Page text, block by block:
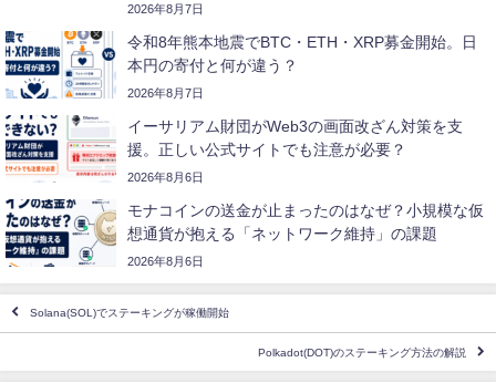
2026年8月7日
令和8年熊本地震でBTC・ETH・XRP募金開始。日
本円の寄付と何が違う？
2026年8月7日
イーサリアム財団がWeb3の画面改ざん対策を支
援。正しい公式サイトでも注意が必要？
2026年8月6日
モナコインの送金が止まったのはなぜ？小規模な仮
想通貨が抱える「ネットワーク維持」の課題
2026年8月6日
Solana(SOL)でステーキングが稼働開始
Polkadot(DOT)のステーキング方法の解説